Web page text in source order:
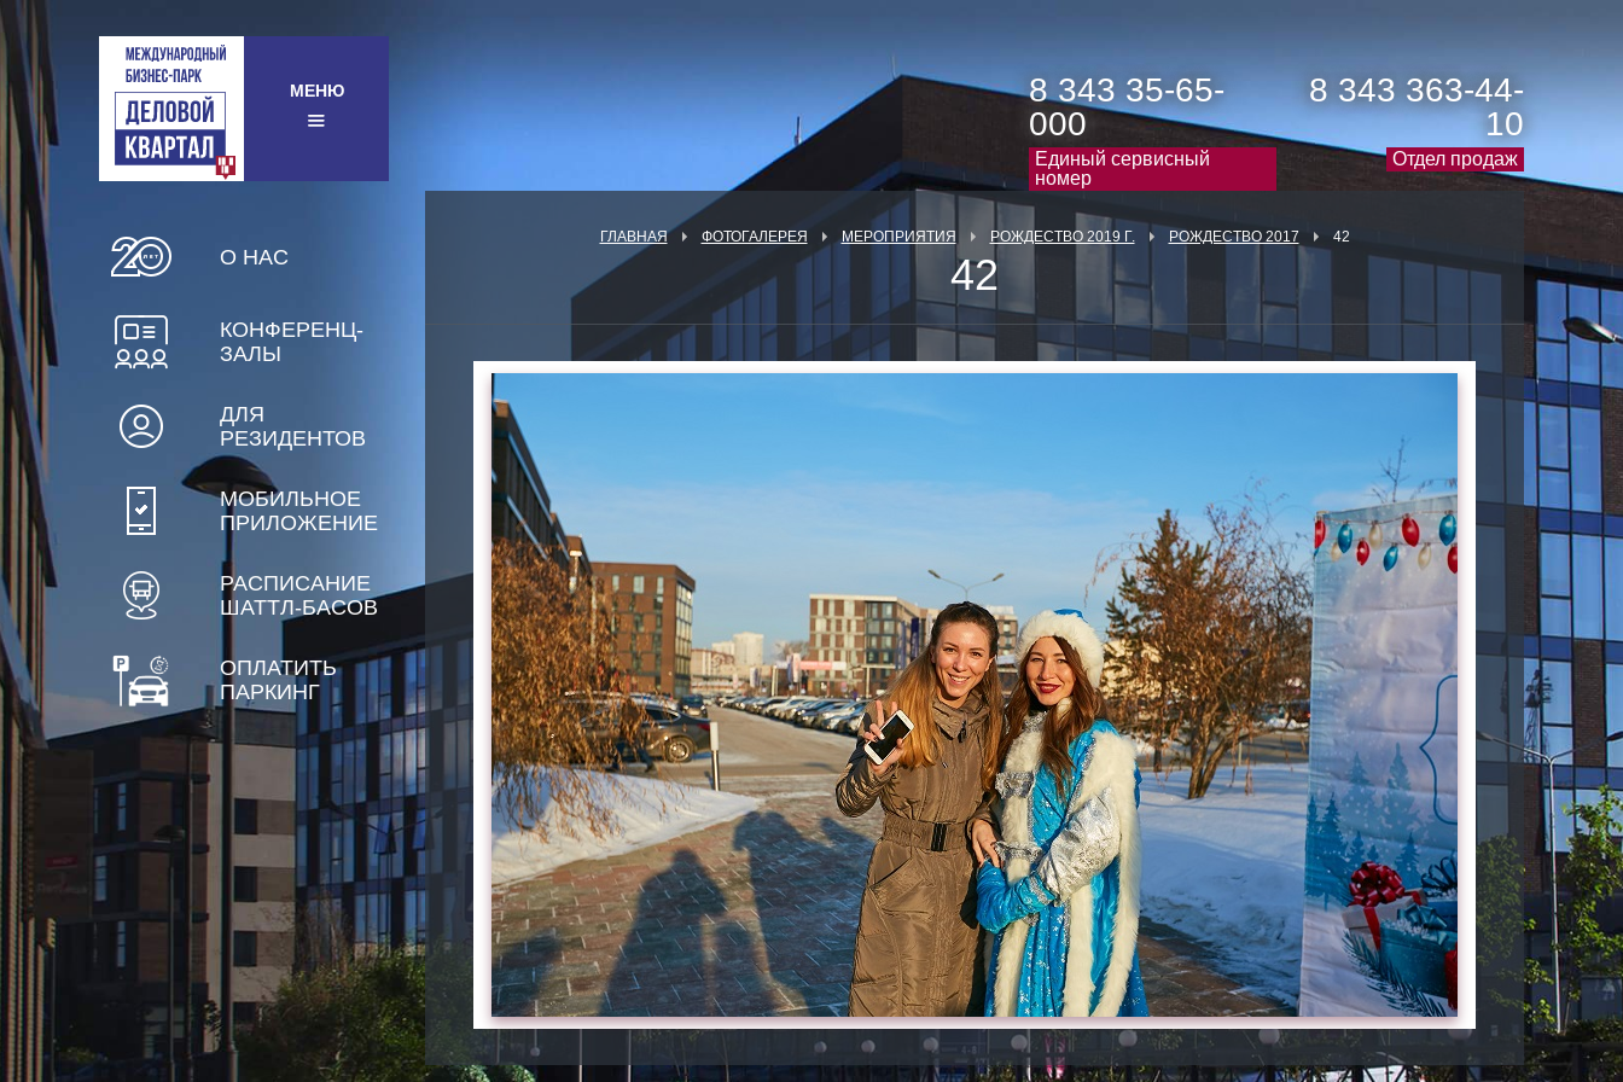
МЕНЮ
8 343 35-65-
000
Единый сервисный
номер
8 343 363-44-
10
Отдел продаж
О НАС
КОНФЕРЕНЦ-
ЗАЛЫ
ДЛЯ
РЕЗИДЕНТОВ
МОБИЛЬНОЕ
ПРИЛОЖЕНИЕ
РАСПИСАНИЕ
ШАТТЛ-БАСОВ
ОПЛАТИТЬ
ПАРКИНГ
ГЛАВНАЯ ФОТОГАЛЕРЕЯ МЕРОПРИЯТИЯ РОЖДЕСТВО 2019 Г. РОЖДЕСТВО 2017 42
42